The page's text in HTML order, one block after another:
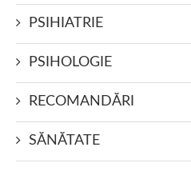
PSIHIATRIE
PSIHOLOGIE
RECOMANDĂRI
SĂNĂTATE